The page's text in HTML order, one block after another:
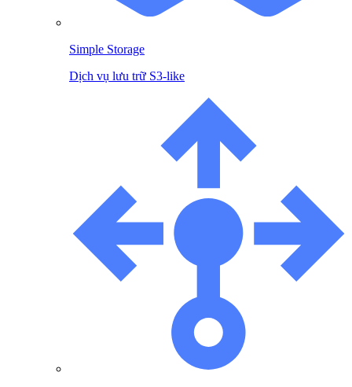
Simple Storage
Dịch vụ lưu trữ S3-like